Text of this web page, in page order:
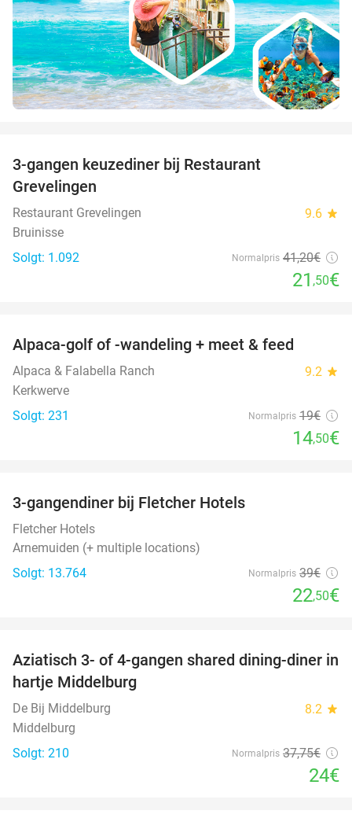
3-gangen keuzediner bij Restaurant
Grevelingen
Restaurant Grevelingen 9.6 star
Bruinisse
Solgt: 1.092
Normalpris 41,20€
21 ,50€
Alpaca-golf of -wandeling + meet & feed
Alpaca & Falabella Ranch 9.2 star
Kerkwerve
Solgt: 231
Normalpris 19€
14,50€
3-gangendiner bij Fletcher Hotels
Fletcher Hotels
Arnemuiden (+ multiple locations)
Solgt: 13.764
Normalpris 39€
22,50€
36%
Aziatisch 3- of 4-gangen shared dining-diner in
hartje Middelburg
De Bij Middelburg 8.2 star
Middelburg
Solgt: 210
Normalpris 37,75€
24€